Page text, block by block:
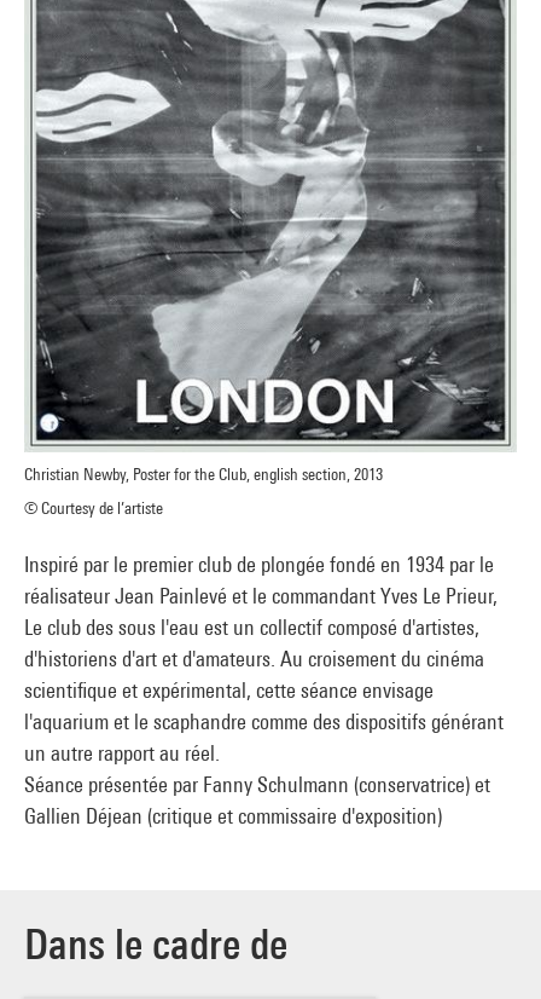
Christian Newby, Poster for the Club, english section, 2013
© Courtesy de l’artiste
Inspiré par le premier club de plongée fondé en 1934 par le
réalisateur Jean Painlevé et le commandant Yves Le Prieur,
Le club des sous l'eau est un collectif composé d'artistes,
d'historiens d'art et d'amateurs. Au croisement du cinéma
scientifique et expérimental, cette séance envisage
l'aquarium et le scaphandre comme des dispositifs générant
un autre rapport au réel.
Séance présentée par Fanny Schulmann (conservatrice) et
Gallien Déjean (critique et commissaire d'exposition)
Dans le cadre de